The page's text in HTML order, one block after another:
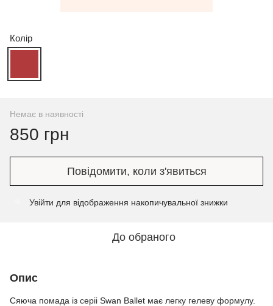
Колір
Немає в наявності
850 грн
Повідомити, коли з'явиться
Увійти для відображення накопичувальної знижки
До обраного
Опис
Сяюча помада із серіі Swan Ballet має легку гелеву формулу.